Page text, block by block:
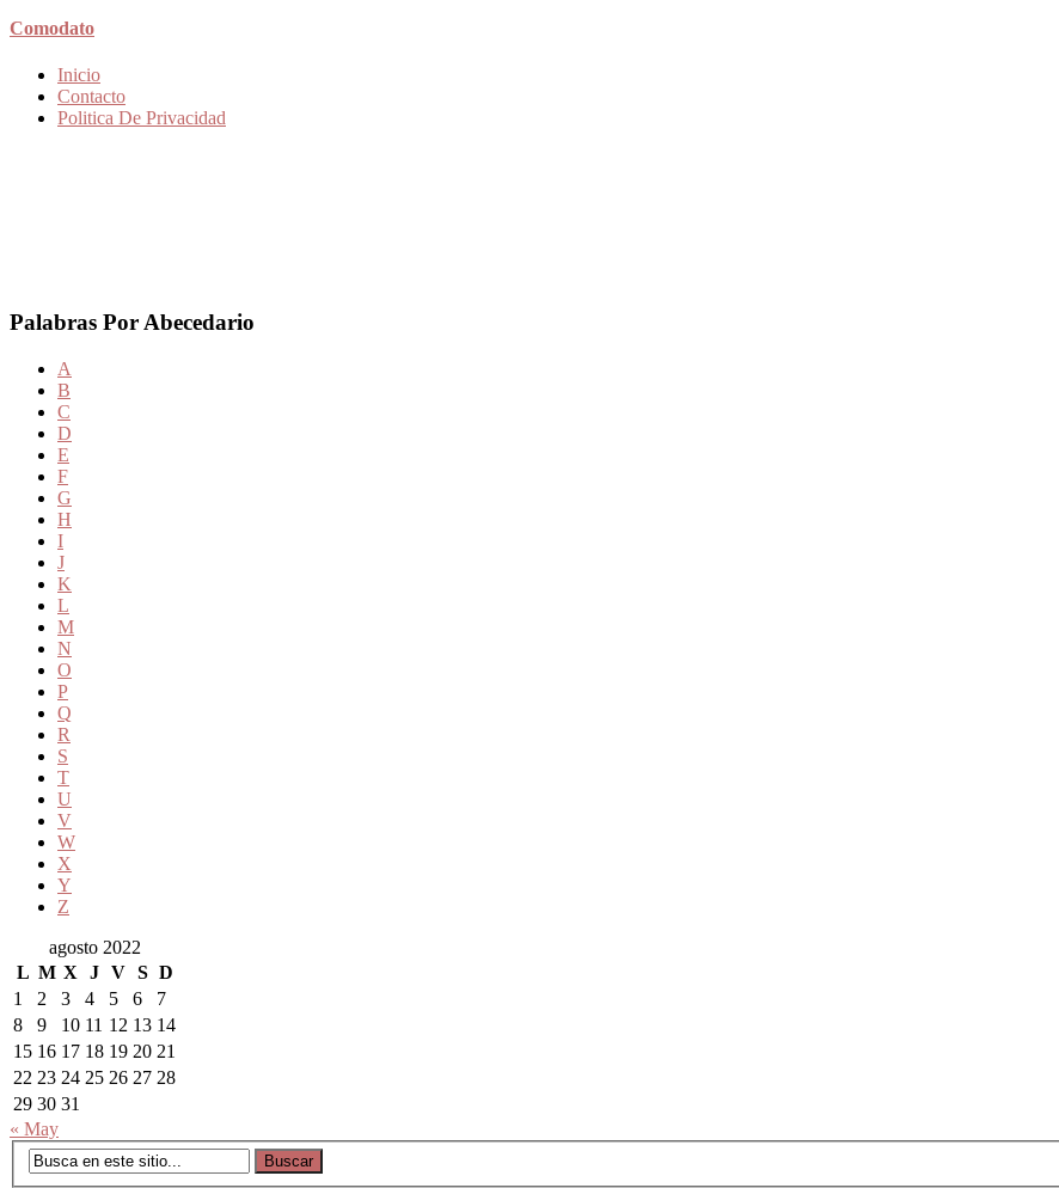
Comodato
Inicio
Contacto
Politica De Privacidad
Palabras Por Abecedario
A
B
C
D
E
F
G
H
I
J
K
L
M
N
O
P
Q
R
S
T
U
V
W
X
Y
Z
agosto 2022
L M X J V S D
1
2 3 4 5 6
7
8
9 10 11 12 13 14
15 16 17 18 19 20 21
22 23 24 25 26 27 28
29 30 31
« May